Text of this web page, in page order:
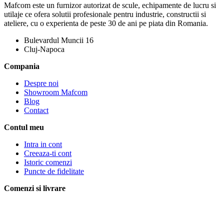
Mafcom este un furnizor autorizat de scule, echipamente de lucru si
utilaje ce ofera solutii profesionale pentru industrie, constructii si
ateliere, cu o experienta de peste 30 de ani pe piata din Romania.
Bulevardul Muncii 16
Cluj-Napoca
Compania
Despre noi
Showroom Mafcom
Blog
Contact
Contul meu
Intra in cont
Creeaza-ti cont
Istoric comenzi
Puncte de fidelitate
Comenzi si livrare